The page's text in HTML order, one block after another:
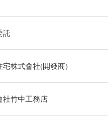
託
宅株式會社(開發商)
社竹中工務店